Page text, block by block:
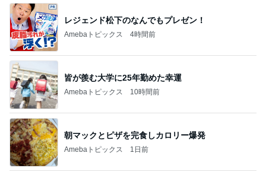
今日の出会いを話した夫との晩ごはん